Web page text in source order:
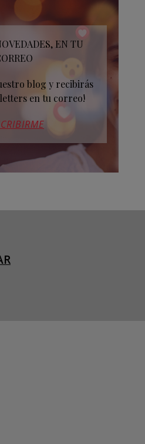
EN TU
blog y recibirás
en tu correo!